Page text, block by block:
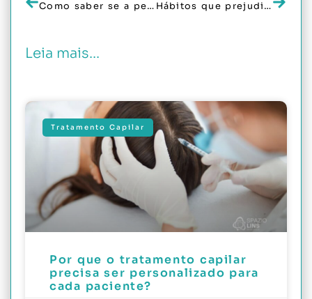
Como saber se a pessoa vai ficar careca? Hábitos que prejudicam o crescimento capilar
Leia mais...
Tratamento Capilar
Por que o tratamento capilar
precisa ser personalizado para
cada paciente?